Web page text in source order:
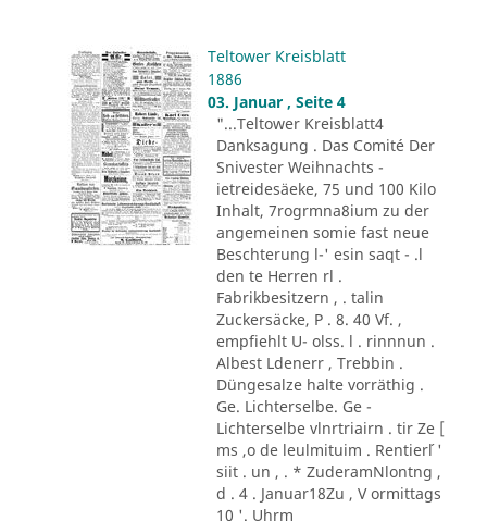
Teltower Kreisblatt
1886
03. Januar , Seite 4
"...Teltower Kreisblatt4
Danksagung . Das Comité Der
Snivester Weihnachts -
ietreidesäeke, 75 und 100 Kilo
Inhalt, 7rogrmna8ium zu der
angemeinen somie fast neue
Beschterung l-' esin saqt - .l
den te Herren rl .
Fabrikbesitzern , . talin
Zuckersäcke, P . 8. 40 Vf. ,
empfiehlt U- olss. l . rinnnun .
Albest Ldenerr , Trebbin .
Düngesalze halte vorräthig .
Ge. Lichterselbe. Ge -
Lichterselbe vlnrtriairn . tir Ze [
ms ,o de leulmituim . Rentier´l '
siit . un , . * ZuderamNlontng ,
d . 4 . Januar18Zu , V ormittags
10 '. Uhrm